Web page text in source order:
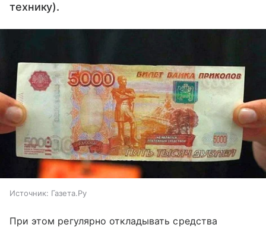
технику).
Источник: Газета.Ру
При этом регулярно откладывать средства